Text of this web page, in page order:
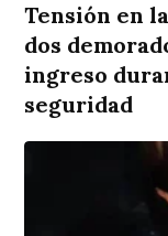
Tensión en
dos
ingreso
seguridad